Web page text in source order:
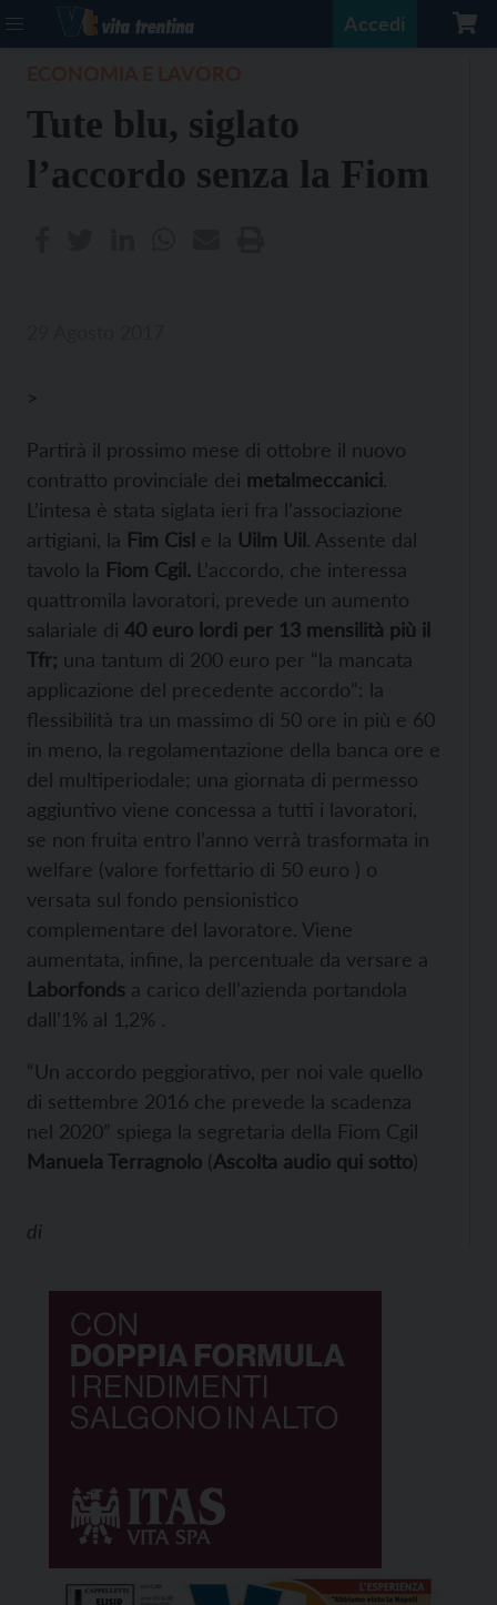
Accedi
Tute blu, siglato
l’accordo senza la Fiom
>
Partirà il prossimo mese di ottobre il nuovo
contratto provinciale dei metalmeccanici.
L’intesa è stata siglata ieri fra l’associazione
artigiani, la Fim Cisl e la Uilm Uil. Assente dal
tavolo la Fiom Cgil. L’accordo, che interessa
quattromila lavoratori, prevede un aumento
salariale di 40 euro lordi per 13 mensilità più il
Tfr; una tantum di 200 euro per “la mancata
applicazione del precedente accordo”: la
flessibilità tra un massimo di 50 ore in più e 60
in meno, la regolamentazione della banca ore e
del multiperiodale; una giornata di permesso
aggiuntivo viene concessa a tutti i lavoratori,
se non fruita entro l’anno verrà trasformata in
welfare (valore forfettario di 50 euro ) o
versata sul fondo pensionistico
complementare del lavoratore. Viene
aumentata, infine, la percentuale da versare a
Laborfonds a carico dell’azienda portandola
dall’1% al 1,2% .
“Un accordo peggiorativo, per noi vale quello
di settembre 2016 che prevede la scadenza
nel 2020” spiega la segretaria della Fiom Cgil
Manuela Terragnolo (Ascolta audio qui sotto)
di